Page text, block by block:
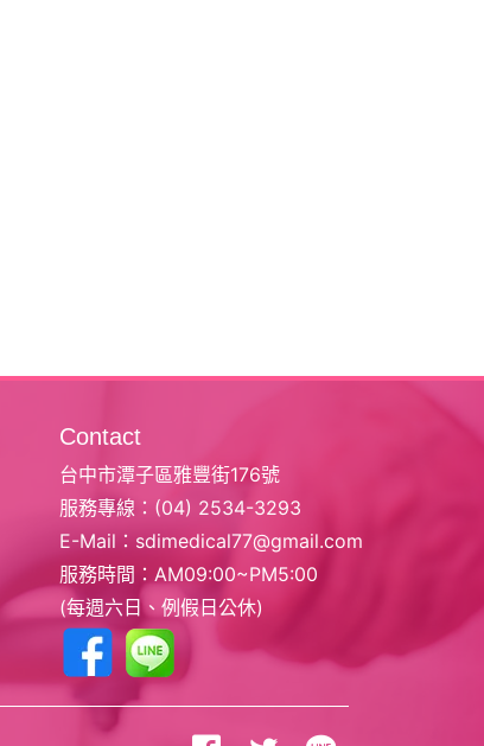
Contact
台中市潭子區雅豐街176號
服務專線： (04) 2534-3293
E-Mail： sdimedical77@gmail.com
服務時間：AM09:00~PM5:00
(每週六日、例假日公休)